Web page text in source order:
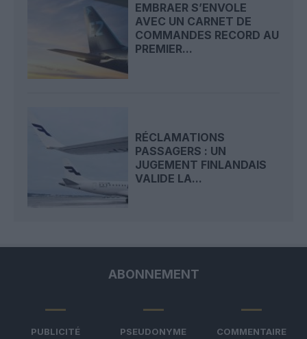
EMBRAER S’ENVOLE
AVEC UN CARNET DE
COMMANDES RECORD AU
PREMIER...
RÉCLAMATIONS
PASSAGERS : UN
JUGEMENT FINLANDAIS
VALIDE LA...
ABONNEMENT
PUBLICITÉ
PSEUDONYME
COMMENTAIRE